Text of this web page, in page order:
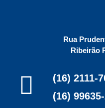
Rua
Ribeirão
(16) 2111-
(16)